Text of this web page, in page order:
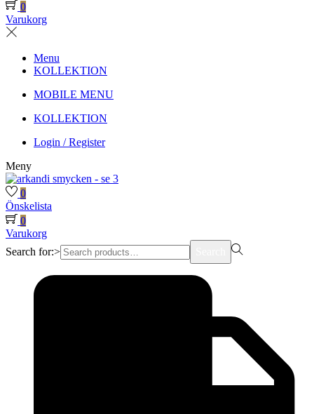
0
Varukorg
Menu
KOLLEKTION
MOBILE MENU
KOLLEKTION
Login / Register
Meny
0
Önskelista
0
Varukorg
Search for:>